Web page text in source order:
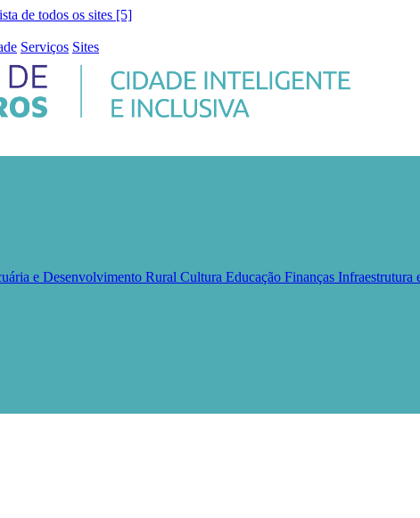
de todos os sites [5]
Serviços Sites
e Desenvolvimento Rural Cultura Educação Finanças Infraestrutura